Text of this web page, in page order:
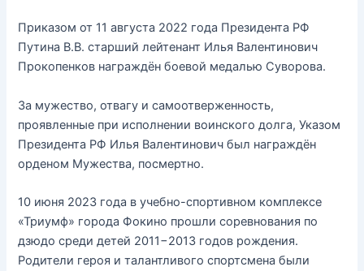
Приказом от 11 августа 2022 года Президента РФ
Путина В.В. старший лейтенант Илья Валентинович
Прокопенков награждён боевой медалью Суворова.
За мужество, отвагу и самоотверженность,
проявленные при исполнении воинского долга, Указом
Президента РФ Илья Валентинович был награждён
орденом Мужества, посмертно.
10 июня 2023 года в учебно-спортивном комплексе
«Триумф» города Фокино прошли соревнования по
дзюдо среди детей 2011−2013 годов рождения.
Родители героя и талантливого спортсмена были